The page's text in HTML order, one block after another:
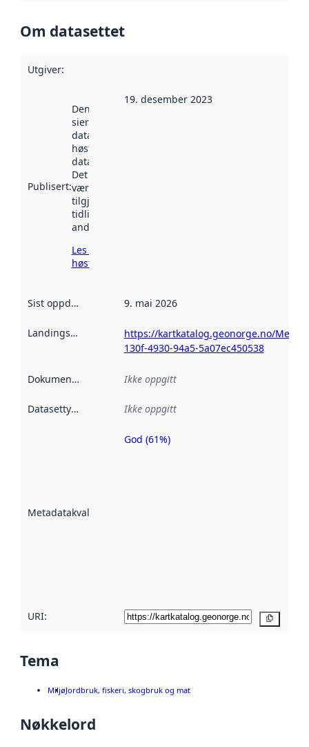
Om datasettet
Utgiver:
Publisert:
Denne datoen
sier når
datasettet ble
høstet av
data.norge.no.
Det kan ha
vært
tilgjengelig
tidligere
andre steder.
Les mer om
høsting her
19. desember 2023
Sist oppdatert 9. mai 2026
Landingsside
https://kartkatalog.geonorge.no/
130f-4930-94a5-5a07ec450538
Dokumentasjon Ikke oppgitt
Datasettype Ikke oppgitt
Metadatakvalitet
Metadatakvalitet
God (61%)
URI:
Tema
MiljøJordbruk, fiskeri, skogbruk og mat
Nøkkelord